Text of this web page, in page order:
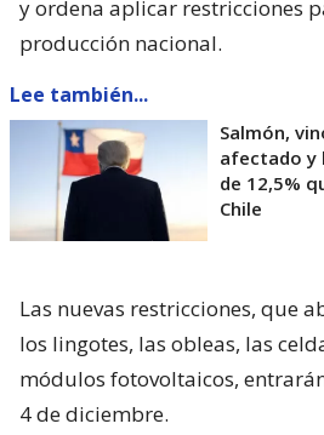
y ordena aplicar restricciones
producción nacional.
Lee también...
Salmón,
afectado y
de 12,5%
Chile
Las nuevas restricciones, que
los lingotes, las obleas, las
módulos fotovoltaicos,
4 de diciembre.